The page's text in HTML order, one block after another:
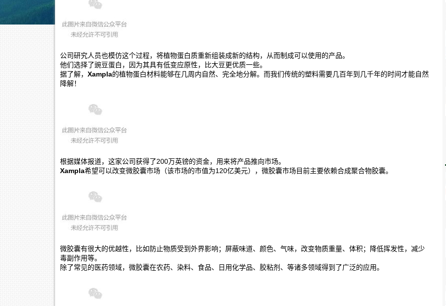
公司研究人员也模仿这个过程，将植物蛋白质重新组装成新的结构，从而制成可以使用的产品。
他们选择了豌豆蛋白，因为其具有低变应原性，比大豆更优质一些。
据了解， Xampla的植物蛋白材料能够在几周内自然、完全地分解。而我们传统的塑料需要几百年到几千年的时间才能自然
降解！
根据媒体报道，这家公司获得了200万英镑的资金，用来将产品推向市场。
Xampla希望可以改变微胶囊市场（该市场的市值为120亿美元），微胶囊市场目前主要依赖合成聚合物胶囊。
微胶囊有很大的优越性，比如防止物质受到外界影响；屏蔽味道、颜色、气味，改变物质重量、体积；降低挥发性，减少
毒副作用等。
除了常见的医药领域，微胶囊在农药、染料、食品、日用化学品、胶粘剂、等诸多领域得到了广泛的应用。